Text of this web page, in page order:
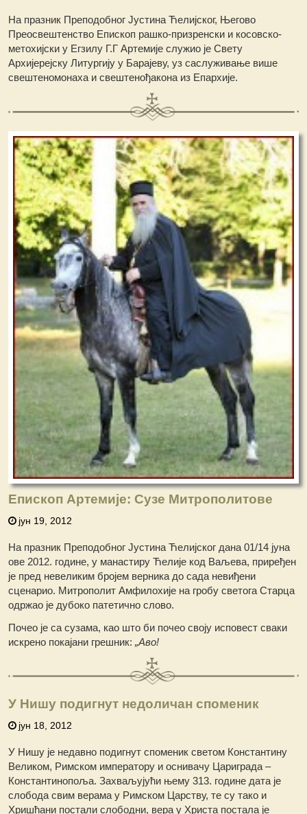
На празник Преподобног Јустина Ћелијског, Његово
Преосвештенство Епископ рашко-призренски и косовско-
метохијски у Егзилу Г.Г Артемије служио је Свету
Архијерејску Литургију у Барајеву, уз саслуживање више
свештеномонаха и свештенођакона из Епархије.
Епископ Артемије: Сузе Митрополитове
јун 19, 2012
На празник Преподобног Јустина Ћелијског дана 01/14 јуна
ове 2012. године, у манастиру Ћелије код Ваљева, приређен
је пред невеликим бројем верника до сада невиђени
сценарио. Митрополит Амфилохије на гробу светога Старца
одржао је дубоко патетично слово.
Почео је са сузама, као што би почео своју исповест сваки
искрено покајани грешник:„Аво!
У Нишу подигнут недоличан споменик
јун 18, 2012
У Нишу је недавно подигнут споменик светом Константину
Великом, Римском императору и оснивачу Цариграда –
Константинопоља. Захваљујући њему 313. године дата је
слобода свим верама у Римском Царству, те су тако и
Хришћани постали слободни, вера у Христа постала је